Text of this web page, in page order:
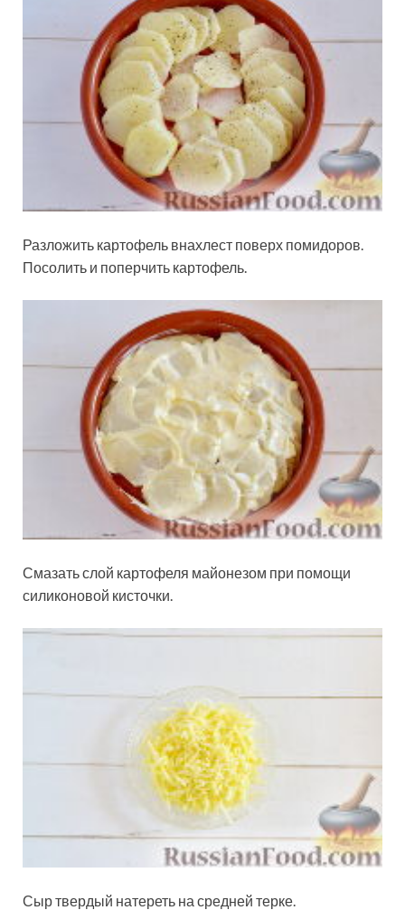
Разложить картофель внахлест поверх помидоров.
Посолить и поперчить картофель.
Смазать слой картофеля майонезом при помощи
силиконовой кисточки.
Сыр твердый натереть на средней терке.